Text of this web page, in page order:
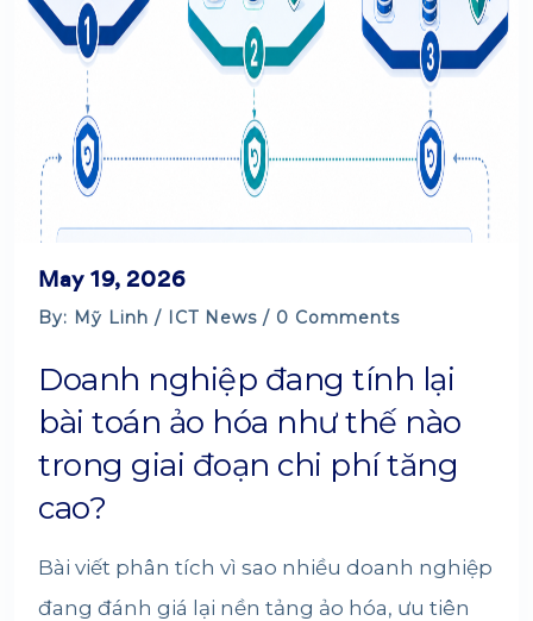
May 19, 2026
By: Mỹ Linh / ICT News / 0 Comments
Doanh nghiệp đang tính lại
bài toán ảo hóa như thế nào
trong giai đoạn chi phí tăng
cao?
Bài viết phân tích vì sao nhiều doanh nghiệp
đang đánh giá lại nền tảng ảo hóa, ưu tiên